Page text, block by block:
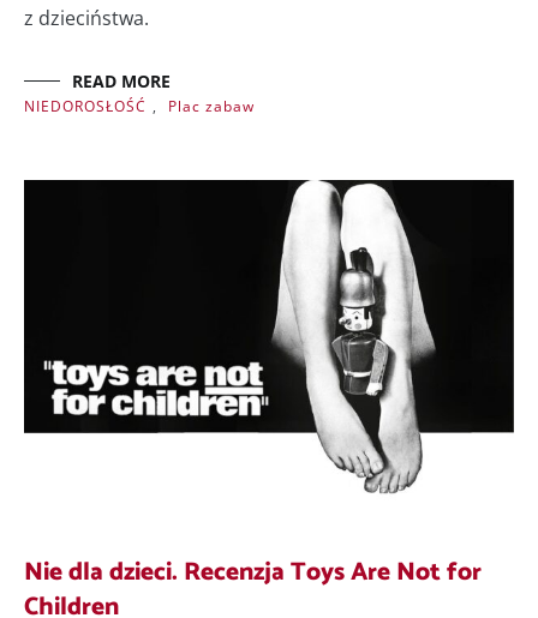
z dzieciństwa.
READ MORE
NIEDOROSŁOŚĆ , Plac zabaw
Nie dla dzieci. Recenzja Toys Are Not for
Children